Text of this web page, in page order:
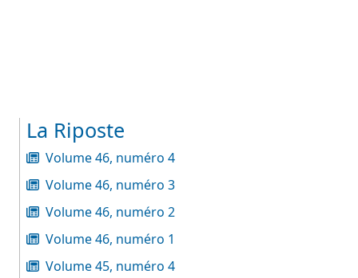
La Riposte
Volume 46, numéro 4
Volume 46, numéro 3
Volume 46, numéro 2
Volume 46, numéro 1
Volume 45, numéro 4